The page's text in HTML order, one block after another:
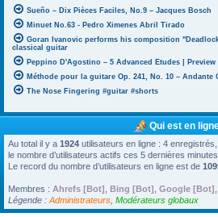
Sueño – Dix Pièces Faciles, No.9 – Jacques Bosch
Minuet No.63 - Pedro Ximenes Abril Tirado
Goran Ivanovic performs his composition
classical guitar
Peppino D'Agostino – 5 Advanced Etudes | Preview
Méthode pour la guitare Op. 241, No. 10 –
The Nose Fingering #guitar #shorts
Qui est en
Au total il y a 1924 utilisateurs en ligne : 4
le nombre d’utilisateurs actifs ces 5 dernières
Le record du nombre d’utilisateurs en ligne est de
Membres : Ahrefs [Bot] Bing [Bot] Google [Bot]
Légende : Administrateurs Modérateurs globaux